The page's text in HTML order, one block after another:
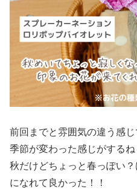
前回までと雰囲気の違う感じ
季節が変わった感じがするね
秋だけどちょっと春っぽい
になれて良かった！！